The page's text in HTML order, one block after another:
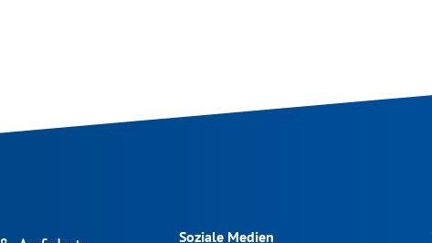
Soziale Medien